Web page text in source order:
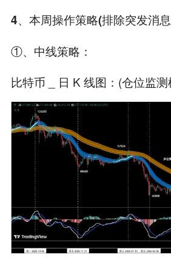
4、本周操作策略(排除突发消
①、中线策略：
比特币 _ 日 K 线图：(仓位监测